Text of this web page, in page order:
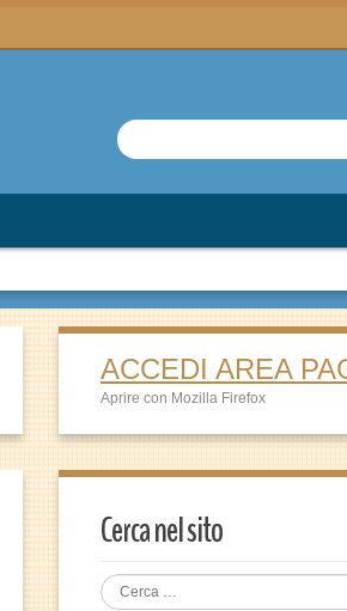
ACCEDI AREA
Aprire con Mozilla Firefox
Cerca nel sito